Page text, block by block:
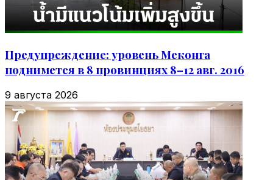
Предупреждение: уровень Меконга
поднимется в 8 провинциях 8–12 авг. 2016
9 августа 2026